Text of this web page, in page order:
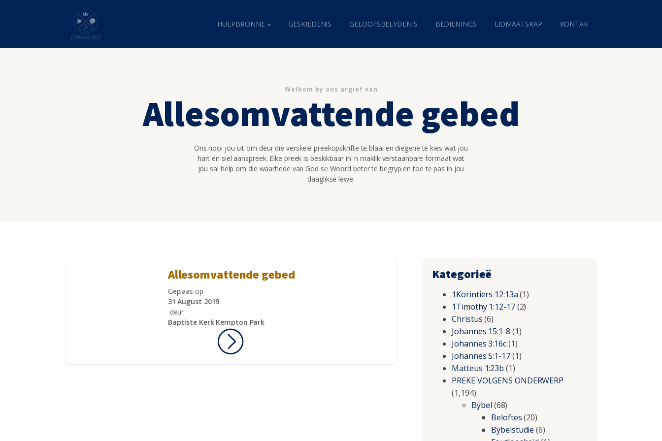
HULPBRONNE GESKIEDENIS GELOOFSBELYDENIS BEDIENINGS LIDMAATSKAP KONTAK
Welkom by ons argief van
Allesomvattende gebed
Ons nooi jou uit om deur die verskeie preekopskrifte te blaai en diegene te kies wat jou
hart en siel aanspreek. Elke preek is beskikbaar in 'n maklik verstaanbare formaat wat
jou sal help om die waarhede van God se Woord beter te begryp en toe te pas in jou
daaglikse lewe.
Allesomvattende gebed
Geplaas op
31 August 2019
deur
Baptiste Kerk Kempton Park
Kategorieë
1Korintiers 12:13a(1)
1Timothy 1:12-17(2)
Christus(6)
Johannes 15:1-8 (1)
Johannes 3:16c(1)
Johannes 5:1-17(1)
Matteus 1:23b (1)
PREKE VOLGENS ONDERWERP
(1,194)
Bybel (68)
Beloftes(20)
Bybelstudie (6)